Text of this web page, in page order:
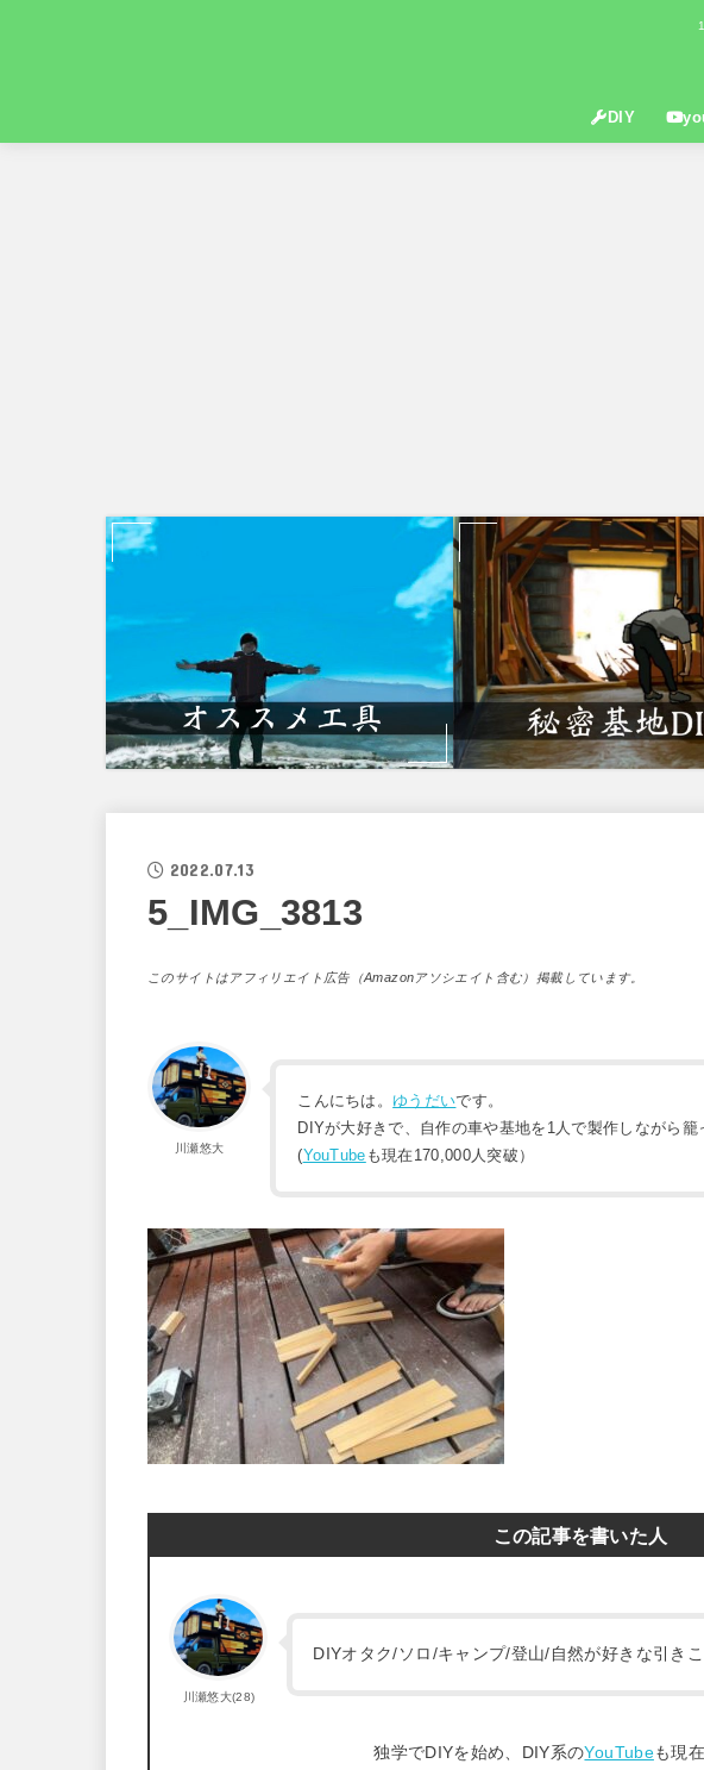
DIY
2022.07.13
5_IMG_3813
このサイトはアフィリエイト広告（Amazonアソシエイト含む）掲載しています。
川瀬悠大
こんにちは。ゆうだいです。
DIYが大好きで、自作の車や基地を1人で製作しながら籠
(YouTube も現在170,000人突破）
この記事を書いた人
川瀬悠大(28)
DIYオタク/ソロ/キャンプ/登山/自然が好きな引きこ
独学でDIYを始め、DIY系のYouTubeも現